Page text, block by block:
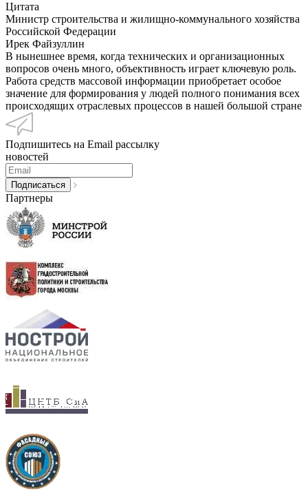
Цитата
Министр строительства и жилищно-коммунального хозяйства
Российской Федерации
Ирек Файзуллин
В нынешнее время, когда технических и организационных
вопросов очень много, объективность играет ключевую роль.
Работа средств массовой информации приобретает особое
значение для формирования у людей полного понимания всех
происходящих отраслевых процессов в нашей большой стране
Подпишитесь на Email рассылку
новостей
Партнеры